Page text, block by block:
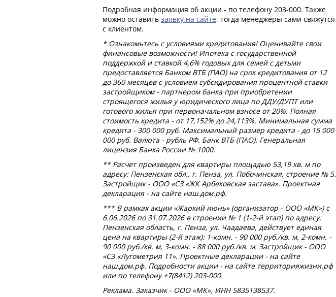
Подробная информация об акции - по телефону 203-000. Также
можно оставить заявку на сайте, тогда менеджеры сами свяжутся
с клиентом.
* Ознакомьтесь с условиями кредитования! Оценивайте свои
финансовые возможности! Ипотека с государственной
поддержкой и ставкой 4,6% годовых для семей с детьми
предоставляется Банком ВТБ (ПАО) на срок кредитования от 12
до 360 месяцев с условием субсидирования процентной ставки
застройщиком - партнером банка при приобретении
строящегося жилья у юридического лица по ДДУ/ДУПТ или
готового жилья при первоначальном взносе от 20%. Полная
стоимость кредита - от 17,152% до 24,113%. Минимальная сумма
кредита - 300 000 руб. Максимальный размер кредита - до 15 000
000 руб. Валюта - рубль РФ. Банк ВТБ (ПАО). Генеральная
лицензия Банка России № 1000.
** Расчет произведен для квартиры площадью 53,19 кв. м по
адресу: Пензенская обл., г. Пенза, ул. Побочинская, строение № 5.
Застройщик - ООО «СЗ «ЖК Арбековская застава». Проектная
декларация - на сайте наш.дом.рф.
*** В рамках акции «Жаркий июнь» (организатор - ООО «МК») с
6.06.2026 по 31.07.2026 в строении № 1 (1-2-й этап) по адресу:
Пензенская область, г. Пенза, ул. Чаадаева, действует единая
цена на квартиры (2-й этаж): 1-комн. - 90 000 руб./кв. м, 2-комн. -
90 000 руб./кв. м, 3-комн. - 88 000 руб./кв. м. Застройщик - ООО
«СЗ «Лугометрия 11». Проектные декларации - на сайте
наш.дом.рф. Подробности акции - на сайте территорияжизни.рф
или по телефону +7(8412) 203-000.
Реклама. Заказчик - ООО «МК», ИНН 5835138537.